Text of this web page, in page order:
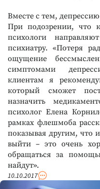
Вместе с тем,
При подозрении, что
психологи
психиатру. «Потеря
ощущение
симптомами
клиентам я
который сможет
назначить
психолог Елена
рамках флешмоба
показывая другим, что
выйти – это очень
обращаться за
найдут».
10.10.2017